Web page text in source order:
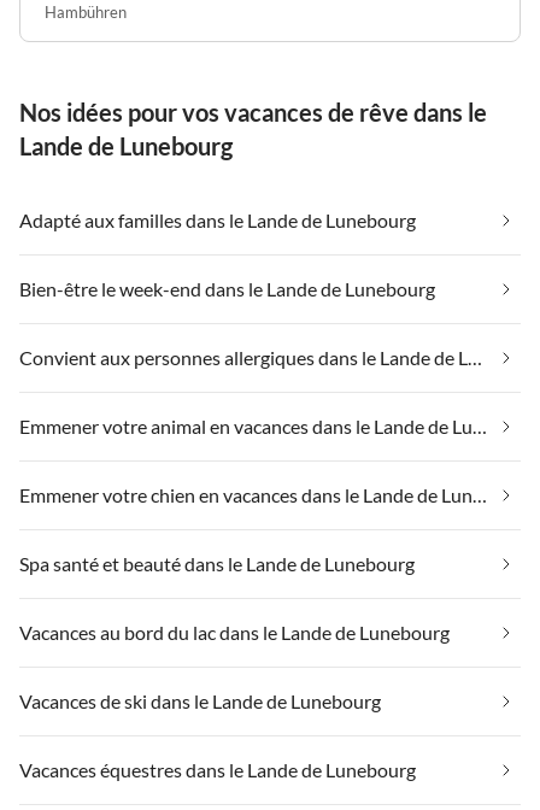
Hambühren
Nos idées pour vos vacances de rêve dans le
Lande de Lunebourg
Adapté aux familles dans le Lande de Lunebourg
Bien-être le week-end dans le Lande de Lunebourg
Spa santé et beauté dans le Lande de Lunebourg
Vacances au bord du lac dans le Lande de Lunebourg
Vacances de ski dans le Lande de Lunebourg
Vacances équestres dans le Lande de Lunebourg